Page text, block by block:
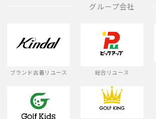
グループ会社
ブランド古着リユース 総合リユース